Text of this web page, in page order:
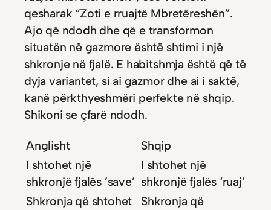
qesharak “Zoti e rruajtë Mbretëreshën”.
Ajo që ndodh dhe që e transformon
situatën në gazmore është shtimi i një
shkronje në fjalë. E habitshmja është që të
dyja variantet, si ai gazmor dhe ai i saktë,
kanë përkthyeshmëri perfekte në shqip.
Shikoni se çfarë ndodh.
Anglisht
Shqip
I shtohet një
shkronjë fjalës ’save’
I shtohet një
shkronjë fjalës ‘ruaj’
Shkronja që shtohet
Shkronja që